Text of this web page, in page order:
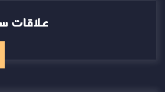
(العربية)